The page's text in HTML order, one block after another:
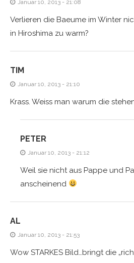
Januar 10, 2013 - 21:08
Verlieren die Baeume im Winter
in Hiroshima zu warm?
TIM
Januar 10, 2013 - 21:10
Krass. Weiss man warum die
PETER
Januar 10, 2013 - 21:12
Weil sie nicht aus Pappe und
anscheinend
AL
Januar 10, 2013 - 21:53
Wow STARKES Bild…bringt die